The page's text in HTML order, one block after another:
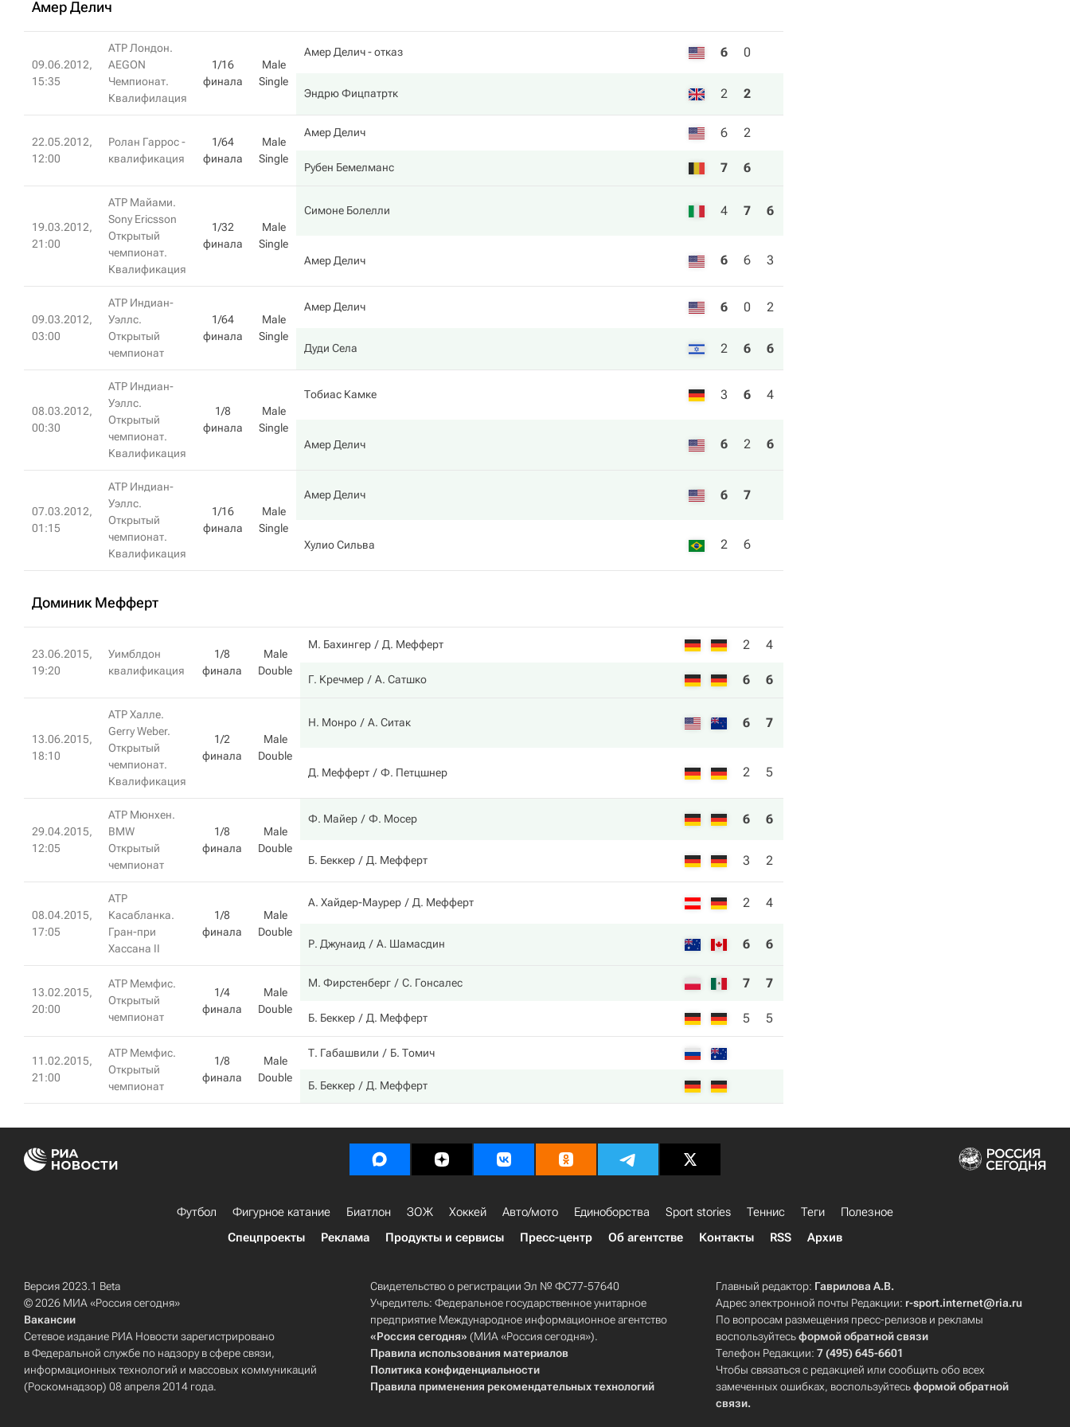
Амер Делич
09.06.2012,
15:35
ATP Лондон.
AEGON
Чемпионат.
Квалифилация
1/16
финала
Male
Single
Амер Делич- отказ 6 0
Эндрю Фицпатртк 2 2
22.05.2012,
12:00
Ролан Гаррос -
квалификация
1/64
финала
Male
Single
Амер Делич 6 2
Рубен Бемелманс 7 6
19.03.2012,
21:00
ATP Майами.
Sony Ericsson
Открытый
чемпионат.
Квалификация
1/32
финала
Male
Single
Симоне Болелли 4 7 6
Амер Делич 6 6 3
09.03.2012,
03:00
ATP Индиан-
Уэллс.
Открытый
чемпионат
1/64
финала
Male
Single
Амер Делич 6 0 2
Дуди Села 2 6 6
08.03.2012,
00:30
ATP Индиан-
Уэллс.
Открытый
чемпионат.
Квалификация
1/8
финала
Male
Single
Тобиас Камке 3 6 4
Амер Делич 6 2 6
07.03.2012,
01:15
ATP Индиан-
Уэллс.
Открытый
чемпионат.
Квалификация
1/16
финала
Male
Single
Амер Делич 6 7
Хулио Сильва 2 6
Доминик Мефферт
23.06.2015,
19:20
Уимблдон
квалификация
1/8
финала
Male
Double
М. Бахингер Д. Мефферт 2 4
Г. Кречмер А. Сатшко 6 6
13.06.2015,
18:10
ATP Халле.
Gerry Weber.
Открытый
чемпионат.
Квалификация
1/2
финала
Male
Double
Н. Монро А. Ситак 6 7
Д. Мефферт Ф. Петцшнер 2 5
29.04.2015,
12:05
ATP Мюнхен.
BMW
Открытый
чемпионат
1/8
финала
Male
Double
Ф. Майер Ф. Мосер 6 6
Б. Беккер Д. Мефферт 3 2
08.04.2015,
17:05
ATP
Касабланка.
Гран-при
Хассана II
1/8
финала
Male
Double
А. Хайдер-Маурер Д. Мефферт 2 4
Р. Джунаид А. Шамасдин 6 6
13.02.2015,
20:00
ATP Мемфис.
Открытый
чемпионат
1/4
финала
Male
Double
М. Фирстенберг С. Гонсалес 7 7
Б. Беккер Д. Мефферт 5 5
11.02.2015,
21:00
ATP Мемфис.
Открытый
чемпионат
1/8
финала
Male
Double
Т. Габашвили Б. Томич
Б. Беккер Д. Мефферт
Футбол Фигурное катание Биатлон ЗОЖ Хоккей Авто/мото Единоборства Sport stories Теннис Теги
Полезное
Спецпроекты
Реклама Продукты и сервисы Пресс-центр Об агентстве Контакты RSS Архив
Версия 2023.1 Beta
© 2026 МИА «Россия сегодня»
Вакансии
Сетевое издание РИА Новости зарегистрировано
в Федеральной службе по надзору в сфере связи,
информационных технологий и массовых коммуникаций
(Роскомнадзор) 08 апреля 2014 года.
Свидетельство о регистрации Эл № ФС77-57640
Учредитель: Федеральное государственное унитарное
предприятие Международное информационное агентство
«Россия сегодня» (МИА «Россия сегодня»).
Правила использования материалов
Политика конфиденциальности
Правила применения рекомендательных технологий
Главный редактор: Гаврилова А.В.
Адрес электронной почты Редакции: r-sport.internet@ria.ru
По вопросам размещения пресс-релизов и рекламы
воспользуйтесьформой обратной связи
Телефон Редакции:7 (495) 645-6601
Чтобы связаться с редакцией или сообщить обо всех
замеченных ошибках, воспользуйтесьформой обратной
связи.